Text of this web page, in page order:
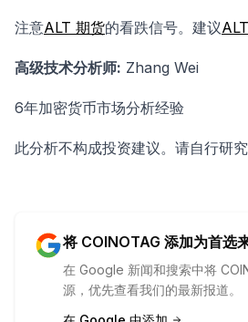
注意ALT 期货的看跌信号。建议
高级技术分析师: Zhang Wei
6年加密货币市场分析经验
此分析不构成投资建议。请自行研究
将 COINOTAG 添加为首选
在 Google 新闻和搜索中将
源，优先查看我们的最新报道。